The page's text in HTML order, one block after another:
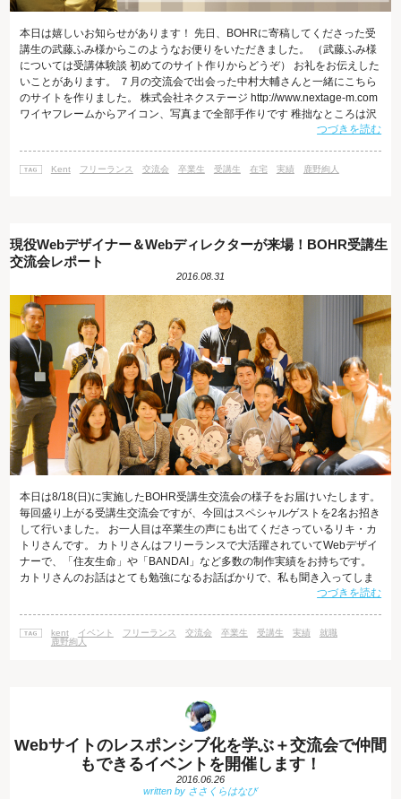
本日は嬉しいお知らせがあります！ 先日、BOHRに寄稿してくださった受
講生の武藤ふみ様からこのようなお便りをいただきました。 （武藤ふみ様
については受講体験談 初めてのサイト作りからどうぞ） お礼をお伝えした
いことがあります。 ７月の交流会で出会った中村大輔さんと一緒にこちら
のサイトを作りました。 株式会社ネクステージ http://www.nextage-m.com
ワイヤフレームからアイコン、写真まで全部手作りです 稚拙なところは沢
山あると思いますが、デザインの楽しさに 改めて目覚めました。 お声がけ
てくださった先生方に感謝をお伝えしたいです。 武藤さんはインターネッ
つづきを読む
Kent フリーランス 交流会 卒業生 受講生 在宅 実績 鹿野絢人
現役Webデザイナー＆Webディレクターが来場！BOHR受講生
交流会レポート
2016.08.31
本日は8/18(日)に実施したBOHR受講生交流会の様子をお届けいたします。
毎回盛り上がる受講生交流会ですが、今回はスペシャルゲストを2名お招き
して行いました。 お一人目は卒業生の声にも出てくださっているリキ・カ
トリさんです。 カトリさんはフリーランスで大活躍されていてWebデザイ
ナーで、「住友生命」や「BANDAI」など多数の制作実績をお持ちです。
カトリさんのお話はとても勉強になるお話ばかりで、私も聞き入ってしま
いました。 そして、もうお一人はBOHRの「現場レポート」にも寄稿して
ーネット･アカデミーにご入校していただきまして、現在はWebディレクタ
ーをされています。 現在、インターネット･アカデミーに通っていただ
つづきを読む
kent イベント フリーランス 交流会 卒業生 受講生 実績
就職
鹿野絢人
Webサイトのレスポンシブ化を学ぶ＋交流会で仲間
もできるイベントを開催します！
2016.06.26